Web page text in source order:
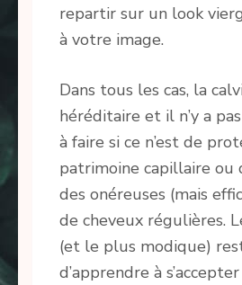
repartir sur un look
à votre image.
Dans tous les cas, la
héréditaire et il n’y a
à faire si ce n’est de
patrimoine capillaire ou
des onéreuses (mais
de cheveux régulières.
(et le plus modique)
d’apprendre à